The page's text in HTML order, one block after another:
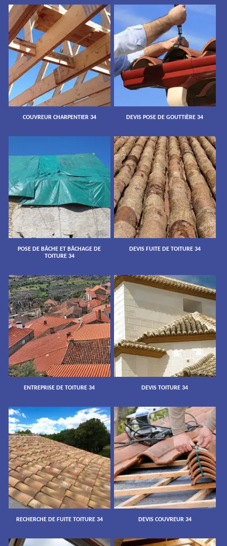
COUVREUR CHARPENTIER 34 DEVIS POSE DE GOUTTIÈRE 34
POSE DE BÂCHE ET BÂCHAGE DE
TOITURE 34
DEVIS FUITE DE TOITURE 34
ENTREPRISE DE TOITURE 34 DEVIS TOITURE 34
RECHERCHE DE FUITE TOITURE 34 DEVIS COUVREUR 34